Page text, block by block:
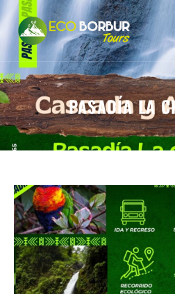
PASADÍA LA